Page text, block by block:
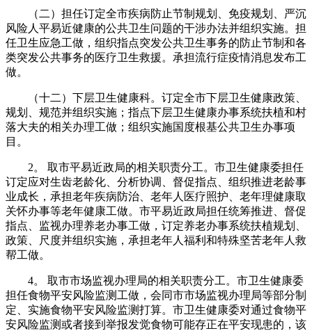
（二）担任订定全市疾病防止节制规划、免疫规划、严沉
风险人平易近健康的公共卫生问题的干涉办法并组织实施。担
任卫生应急工做，组织指点突发公共卫生事务的防止节制和各
类突发公共事务的医疗卫生救援。承担流行症疫情消息发布工
做。
（十二）下层卫生健康科。订定全市下层卫生健康政策、
规划、规范并组织实施；指点下层卫生健康办事系统扶植和村
落大夫的相关办理工做；组织实施国度根基公共卫生办事项
目。
2。 取市平易近政局的相关职责分工。市卫生健康委担任
订定应对生齿老龄化、分析协调、督促指点、组织推进老龄事
业成长，承担老年疾病防治、老年人医疗照护、老年理健康取
关怀办事等老年健康工做。市平易近政局担任统筹推进、督促
指点、监视办理养老办事工做，订定养老办事系统扶植规划、
政策、尺度并组织实施，承担老年人福利和特殊坚苦老年人救
帮工做。
4。 取市市场监视办理局的相关职责分工。市卫生健康委
担任食物平安风险监测工做，会同市市场监视办理局等部分制
定、实施食物平安风险监测打算。市卫生健康委对通过食物平
安风险监测或者接到举报发觉食物可能存正在平安现患的，该